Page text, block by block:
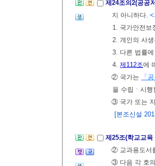
제24조의2(공공
지 아니하다. <
1. 국가안전보
2. 개인의 사
3. 다른 법률
4. 제112조에
② 국가는
「
을 수립ㆍ시
③ 국가 또는
[본조신설
제25조(학교교
② 교과용도서
③ 다음 각 호의